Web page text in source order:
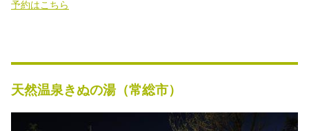
予約はこちら
天然温泉きぬの湯（常総市）